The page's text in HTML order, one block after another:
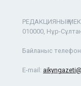
РЕДАКЦИЯНЫҢ
010000, Нұр-
Байланыс
E-mail: